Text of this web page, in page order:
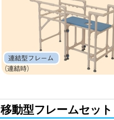
移動型フレームセット